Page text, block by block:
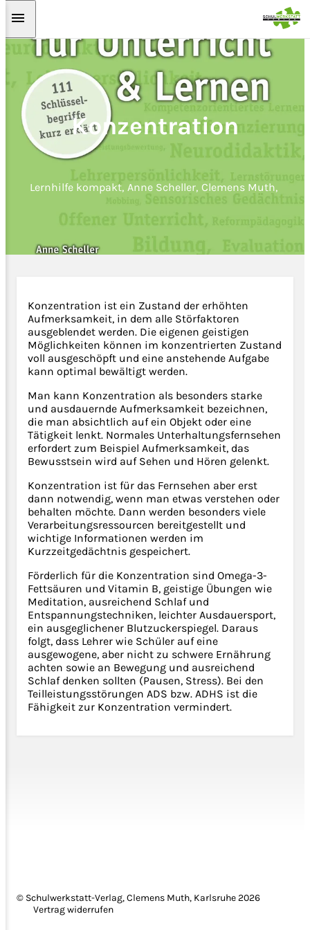
Zum Hauptinhalt springen
Konzentration
Lernhilfe kompakt Anne Scheller Clemens Muth
Konzentration ist ein Zustand der erhöhten
Aufmerksamkeit, in dem alle Störfaktoren
ausgeblendet werden. Die eigenen geistigen
Möglichkeiten können im konzentrierten Zustand
voll ausgeschöpft und eine anstehende Aufgabe
kann optimal bewältigt werden.
Man kann Konzentration als besonders starke
und ausdauernde Aufmerksamkeit bezeichnen,
die man absichtlich auf ein Objekt oder eine
Tätigkeit lenkt. Normales Unterhaltungsfernsehen
erfordert zum Beispiel Aufmerksamkeit, das
Bewusstsein wird auf Sehen und Hören gelenkt.
Konzentration ist für das Fernsehen aber erst
dann notwendig, wenn man etwas verstehen oder
behalten möchte. Dann werden besonders viele
Verarbeitungsressourcen bereitgestellt und
wichtige Informationen werden im
Kurzzeitgedächtnis gespeichert.
Förderlich für die Konzentration sind Omega-3-
Fettsäuren und Vitamin B, geistige Übungen wie
Meditation, ausreichend Schlaf und
Entspannungstechniken, leichter Ausdauersport,
ein ausgeglichener Blutzuckerspiegel. Daraus
folgt, dass Lehrer wie Schüler auf eine
ausgewogene, aber nicht zu schwere Ernährung
achten sowie an Bewegung und ausreichend
Schlaf denken sollten (Pausen, Stress). Bei den
Teilleistungsstörungen ADS bzw. ADHS ist die
Fähigkeit zur Konzentration vermindert.
© Schulwerkstatt-Verlag, Clemens Muth, Karlsruhe 2026
Vertrag widerrufen